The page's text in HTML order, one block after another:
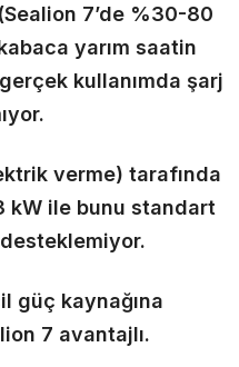
7’de %30-80
yarım saatin
kullanımda şarj
verme) tarafında
kW ile bunu standart
güç kaynağına
7 avantajlı.